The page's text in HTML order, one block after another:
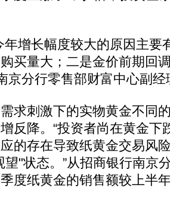
增长幅度较大的原因主要
买量大；二是金价前期回
京分行零售部财富中心副
刺激下的实物黄金不同
反降。“投资者尚在黄金下
的存在导致纸黄金交易风
"状态。”从招商银行南京
度纸黄金的销售额较上半